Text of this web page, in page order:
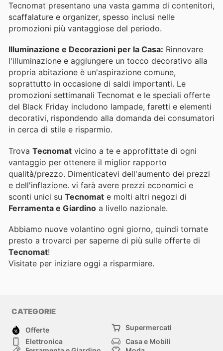
Tecnomat presentano una vasta gamma di contenitori,
scaffalature e organizer, spesso inclusi nelle
promozioni più vantaggiose del periodo.
Illuminazione e Decorazioni per la Casa: Rinnovare
l'illuminazione e aggiungere un tocco decorativo alla
propria abitazione è un'aspirazione comune,
soprattutto in occasione di saldi importanti. Le
promozioni settimanali Tecnomat e le speciali offerte
del Black Friday includono lampade, faretti e elementi
decorativi, rispondendo alla domanda dei consumatori
in cerca di stile e risparmio.
Trova Tecnomat vicino a te e approfittate di ogni
vantaggio per ottenere il miglior rapporto
qualità/prezzo. Dimenticatevi dell'aumento dei prezzi
e dell'inflazione. vi farà avere prezzi economici e
sconti unici su Tecnomat e molti altri negozi di
Ferramenta e Giardino a livello nazionale.
Abbiamo nuove volantino ogni giorno, quindi tornate
presto a trovarci per saperne di più sulle offerte di
Tecnomat!
Visitate per iniziare oggi a risparmiare.
CATEGORIE
Offerte
Supermercati
Elettronica
Casa e Mobili